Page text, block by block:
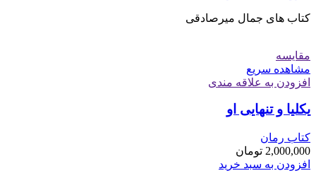
کتاب های جمال میرصادقی
مقایسه
مشاهده سریع
افزودن به علاقه مندی
یکلیا و تنهایی او
کتاب رمان
2,000,000 تومان
افزودن به سبد خرید